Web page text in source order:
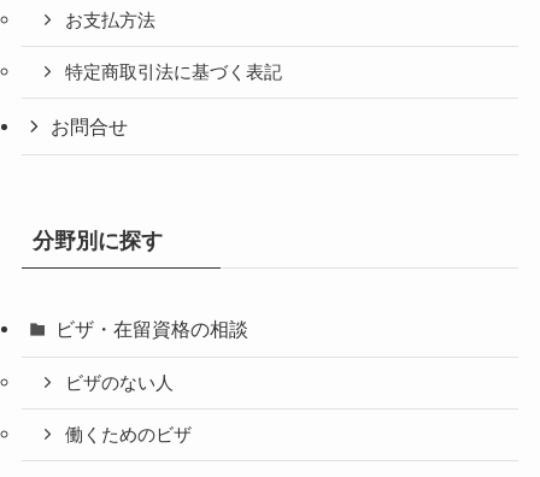
お支払方法
特定商取引法に基づく表記
お問合せ
分野別に探す
ビザ・在留資格の相談
ビザのない人
働くためのビザ